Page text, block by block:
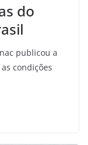
do
publicou a
condições